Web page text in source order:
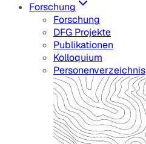
Forschung
Forschung
DFG Projekte
Publikationen
Kolloquium
Personenverzeichnis